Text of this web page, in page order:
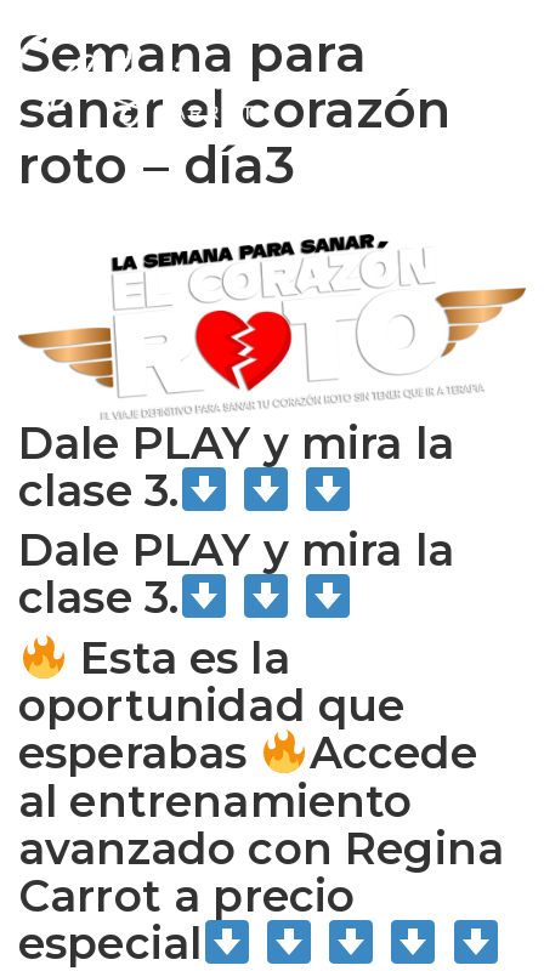
Semana para
sanar el corazón
roto – día3
Dale PLAY y mira la
clase 3.
Dale PLAY y mira la
clase 3.
Esta es la
oportunidad que
esperabas
Accede
al entrenamiento
avanzado con Regina
Carrot a precio
especial